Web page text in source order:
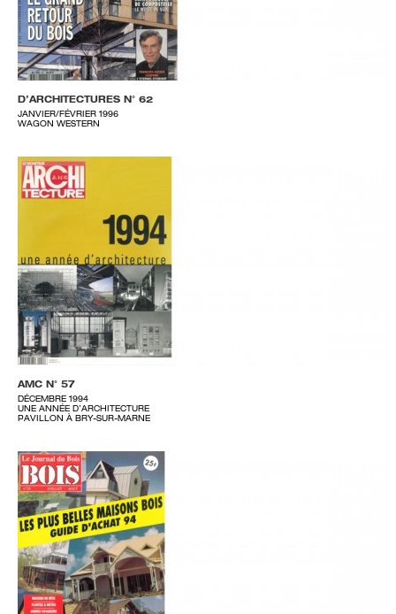
D’ARCHITECTURES N° 62
JANVIER/FÉVRIER 1996
WAGON WESTERN
AMC N° 57
DÉCEMBRE 1994
UNE ANNÉE D’ARCHITECTURE
PAVILLON À BRY-SUR-MARNE